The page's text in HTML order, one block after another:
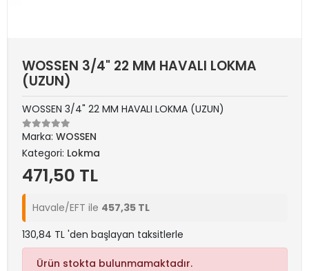
WOSSEN 3/4" 22 MM HAVALI LOKMA
(UZUN)
WOSSEN 3/4" 22 MM HAVALI LOKMA (UZUN)
Marka: WOSSEN
Kategori: Lokma
471,50 TL
Havale/EFT ile 457,35 TL
130,84 TL 'den başlayan taksitlerle
Ürün stokta bulunmamaktadır.